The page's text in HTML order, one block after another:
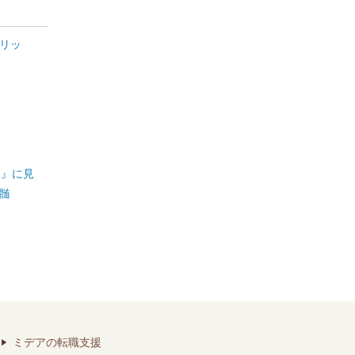
ッ
に見
ミデアの転職支援